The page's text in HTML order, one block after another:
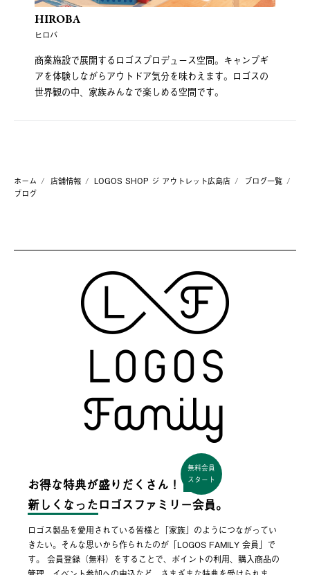
HIROBA
ヒロバ
商業施設で展開するロゴスプロデュース空間。キャンプギ
アを体験しながらアウトドア気分を味わえます。ロゴスの
世界観の中、家族みんなで楽しめる空間です。
ホーム 店舗情報 LOGOS SHOP ジ アウトレット広島店
ブログ一覧
ブログ
お得な特典が盛りだくさん！
無料会員
スタート
新しくなった ロゴスファミリー会員。
ロゴス製品を愛用されている皆様と「家族」のようにつながってい
きたい。そんな思いから作られたのが「LOGOS FAMILY 会員」で
す。 会員登録（無料）をすることで、ポイントの利用、購入商品の